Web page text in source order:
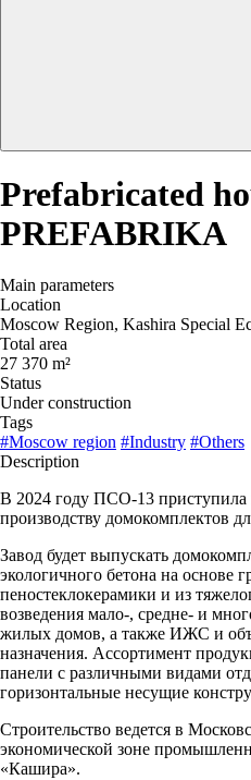
Prefabricated
PREFABRIKA
Main parameters
Location
Moscow Region, Kashira Special
Total area
27 370 m²
Status
Under construction
Tags
#Moscow region #Industry #Others
Description
В 2024 году ПСО-13 приступила
производству домокомплектов
Завод будет выпускать
экологичного бетона на основе
пеностеклокерамики и из
возведения мало-, средне- и
жилых домов, а также ИЖС и
назначения. Ассортимент
панели с различными видами
горизонтальные несущие
Строительство ведется в
экономической зоне
«Кашира».